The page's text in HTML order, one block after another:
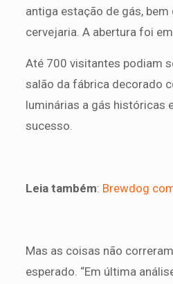
antiga estação de gás,
cervejaria. A abertura foi
Até 700 visitantes podiam
salão da fábrica decorado
luminárias a gás históricas
sucesso.
Leia também: Brewdog
Mas as coisas não
esperado. “Em última